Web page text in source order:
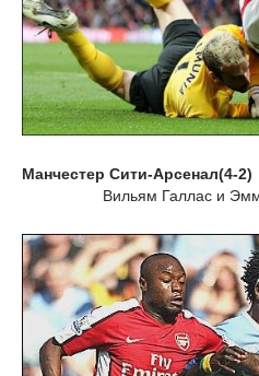
Манчестер Сити-Арсенал(4-2)
Вильям Галлас и